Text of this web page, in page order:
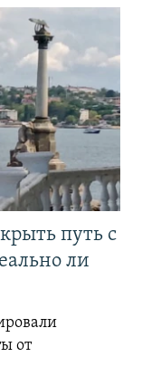
путь с
ли
от